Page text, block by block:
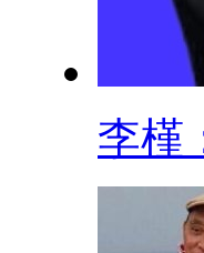
李槿